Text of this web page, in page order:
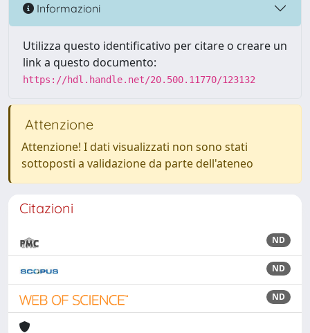
Informazioni
Utilizza questo identificativo per citare o creare un
link a questo documento:
https://hdl.handle.net/20.500.11770/123132
Attenzione
Attenzione! I dati visualizzati non sono stati
sottoposti a validazione da parte dell'ateneo
Citazioni
ND
ND
ND